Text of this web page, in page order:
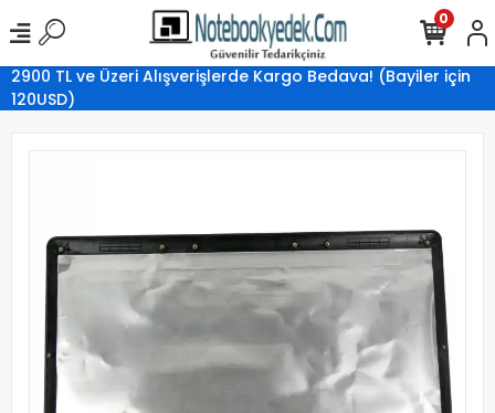
2900 TL ve Üzeri Alışverişlerde Kargo Bedava! (Bayiler için
120USD)
0